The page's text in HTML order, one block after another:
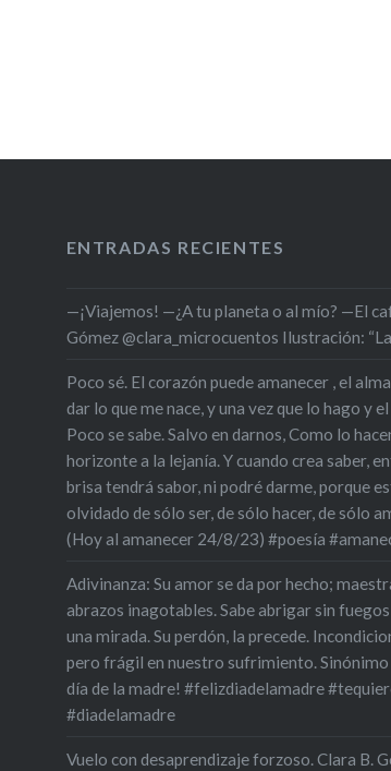
ENTRADAS RECIENTES
—¡Viajemos! —¿A tu planeta o al mío? —El
Gómez @clara_microcuentos Ilustración:
Poco sé. El corazón puede amanecer , el
dar lo que me nace, y una vez que lo hago y
Poco se sabe. Salvo en darnos, Como lo
horizonte a la lejanía. Y cuando crea saber,
brisa tendrá sabor, ni podré darme, porque
olvidado de sólo ser, de sólo hacer, de sólo
(Hoy al amanecer 24/8/23) #poesía
Adivinanza: Su amor se da por hecho;
abrazos inagotables. Sabe abrigar sin
una mirada. Su perdón, la precede.
pero frágil en nuestro sufrimiento.
día de la madre! #felizdiadelamadre
#diadelamadre
Vuelo con desaprendizaje forzoso. Clara B.